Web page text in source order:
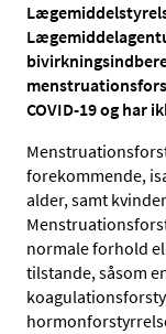
COVID-19 og har
forekommende,
alder, samt
normale forhold
tilstande, såsom